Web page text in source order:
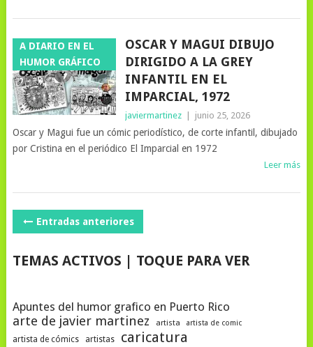
A DIARIO EN EL
HUMOR GRÁFICO
OSCAR Y MAGUI DIBUJO
DIRIGIDO A LA GREY
INFANTIL EN EL
IMPARCIAL, 1972
javiermartinez junio 25, 2026
Oscar y Magui fue un cómic periodístico, de corte infantil, dibujado
por Cristina en el periódico El Imparcial en 1972
Leer más
NAVEGACIÓN
POSTS
Entradas anteriores
TEMAS ACTIVOS | TOQUE PARA VER
Apuntes del humor grafico en Puerto Rico
arte de javier martinez artista artista de comic
artista de cómics artistas caricatura